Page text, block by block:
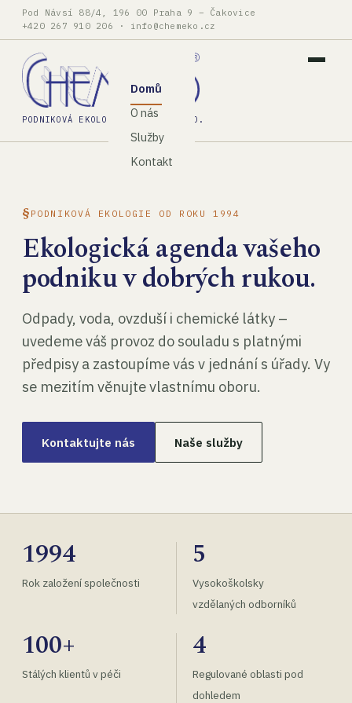
Pod Návsí 88/4, 196 00 Praha 9 – Čakovice
+420 267 910 206 · info@chemeko.cz
PODNIKOVÁ EKOLOGIE, SPOL. S R.O.
Domů
O nás
Služby
Kontakt
PODNIKOVÁ EKOLOGIE OD ROKU 1994
Ekologická agenda vašeho
podniku v dobrých rukou.
Odpady, voda, ovzduší i chemické látky –
uvedeme váš provoz do souladu s platnými
předpisy a zastoupíme vás v jednání s úřady. Vy
se mezitím věnujte vlastnímu oboru.
Kontaktujte nás Naše služby
1994
Rok založení společnosti
5
Vysokoškolsky
vzdělaných odborníků
100+
Stálých klientů v péči
4
Regulované oblasti pod
dohledem